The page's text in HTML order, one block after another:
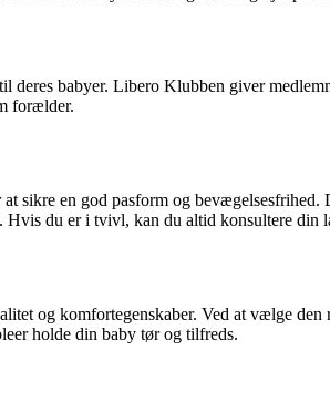
babyer. Libero Klubben giver
forælder.
sikre en god pasform og
du er i tvivl, kan du altid konsultere din
og komfortegenskaber. Ved at vælge
holde din baby tør og tilfreds.